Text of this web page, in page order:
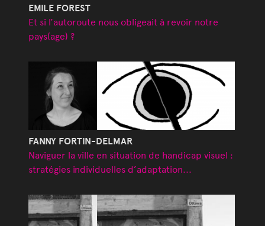
EMILE FOREST
Et si l’autoroute nous obligeait à revoir notre
pays(age) ?
FANNY FORTIN-DELMAR
Naviguer la ville en situation de handicap visuel :
stratégies individuelles d’adaptation...